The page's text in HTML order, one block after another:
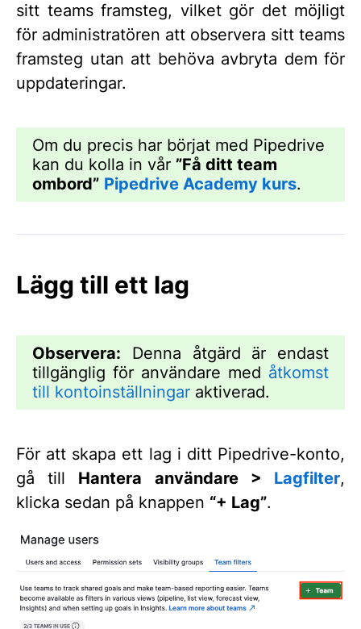
sitt teams framsteg, vilket gör det möjligt
för administratören att observera sitt teams
framsteg utan att behöva avbryta dem för
uppdateringar.
Om du precis har börjat med Pipedrive
kan du kolla in vår ”Få ditt team
ombord” Pipedrive Academy kurs.
Lägg till ett lag
Observera: Denna åtgärd är endast
tillgänglig för användare med åtkomst
till kontoinställningar aktiverad.
För att skapa ett lag i ditt Pipedrive-konto,
gå till Hantera användare > Lagfilter,
klicka sedan på knappen “+ Lag”.